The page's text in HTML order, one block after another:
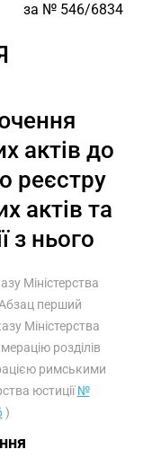
за № 546/6834
актів до
реєстру
актів та
з нього
Міністерства
перший
Міністерства
розділів
римськими
юстиції№
)